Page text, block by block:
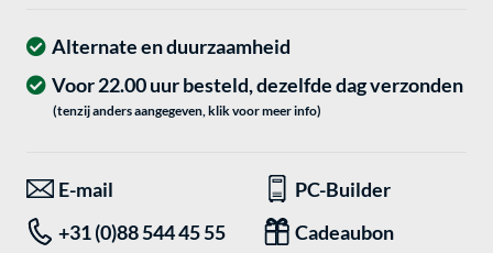
Alternate en duurzaamheid
Voor 22.00 uur besteld, dezelfde dag verzonden
(tenzij anders aangegeven, klik voor meer info)
E-mail
PC-Builder
+31 (0)88 544 45 55
Cadeaubon